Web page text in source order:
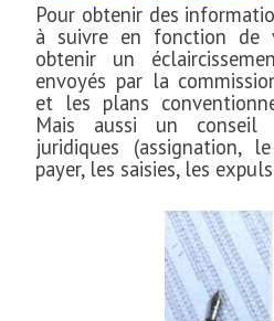
Pour obtenir des
à suivre en fonction de
obtenir un
envoyés par la
et les plans
Mais aussi un conseil
juridiques (assignation,
payer, les saisies, les